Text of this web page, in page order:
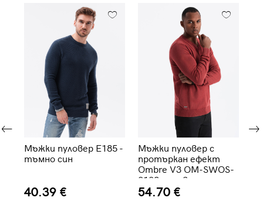
Мъжки пуловер E185 -
тъмно син
40.39 €
Мъжки пуловер с
протъркан ефект
Ombre V3 OM-SWOS-
0108 - червен
54.70 €